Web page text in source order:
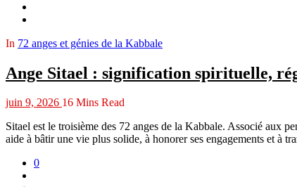
In 72 anges et génies de la Kabbale
Ange Sitael : signification spirituelle,
juin 9, 2026 16 Mins Read
Sitael est le troisième des 72 anges de la Kabbale. Associé aux
aide à bâtir une vie plus solide, à honorer ses engagements et à
0